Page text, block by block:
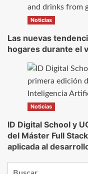
Noticias
Las nuevas
hogares durante el
Noticias
ID Digital School y
del Máster Full
aplicada al